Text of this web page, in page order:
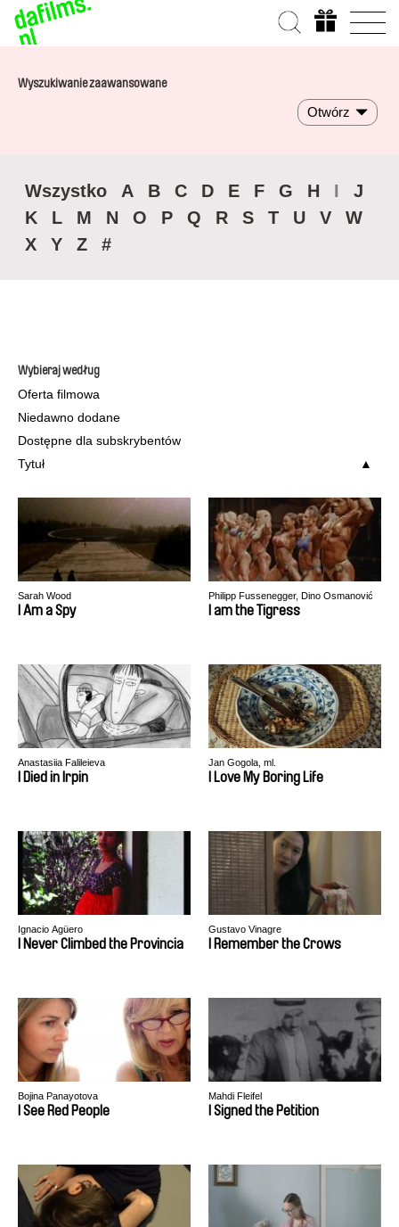
Wyszukiwanie zaawansowane
Otwórz
Wszystko A B C D E F G H I
J
K
L M N O P Q R S T U V
W
X
Y Z #
Wybieraj według
Oferta filmowa
Niedawno dodane
Dostępne dla subskrybentów
Tytuł
Sarah Wood
I Am a Spy
Philipp Fussenegger, Dino Osmanović
I am the Tigress
Anastasiia Falileieva
I Died in Irpin
Jan Gogola, ml.
I Love My Boring Life
Ignacio Agüero
I Never Climbed the Provincia
Gustavo Vinagre
I Remember the Crows
Bojina Panayotova
I See Red People
Mahdi Fleifel
I Signed the Petition